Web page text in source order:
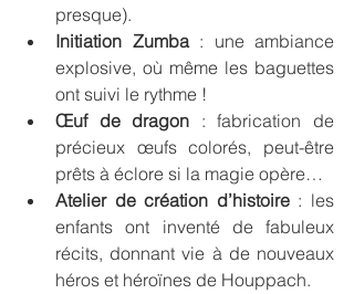
presque).
Initiation Zumba : une ambiance
explosive, où même les baguettes
ont suivi le rythme !
Œuf de dragon : fabrication de
précieux œufs colorés, peut-être
prêts à éclore si la magie opère…
Atelier de création d’histoire : les
enfants ont inventé de fabuleux
récits, donnant vie à de nouveaux
héros et héroïnes de Houppach.